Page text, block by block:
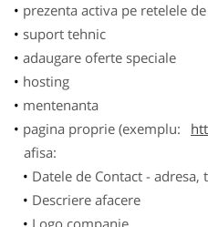
prezenta activa pe retelele
suport tehnic
adaugare oferte speciale
hosting
mentenanta
pagina proprie (exemplu:
afisa:
Datele de Contact -
Descriere afacere
Logo companie